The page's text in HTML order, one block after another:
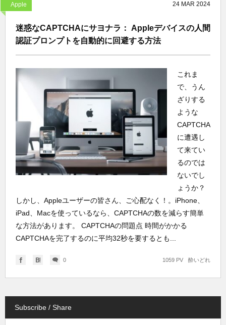
Apple 24 MAR 2024
迷惑なCAPTCHAにサヨナラ： Appleデバイスの人間
認証プロンプトを自動的に回避する方法
これま
で、うん
ざりする
ような
CAPTCHA
に遭遇し
て来てい
るのでは
ないでし
ょうか？
しかし、Appleユーザーの皆さん、ご心配なく！。iPhone、
iPad、Macを使っているなら、CAPTCHAの数を減らす簡単
な方法があります。 CAPTCHAの問題点 時間がかかる
CAPTCHAを完了するのに平均32秒を要するとも...
0 酔いどれ
1059 PV
Subscribe / Share